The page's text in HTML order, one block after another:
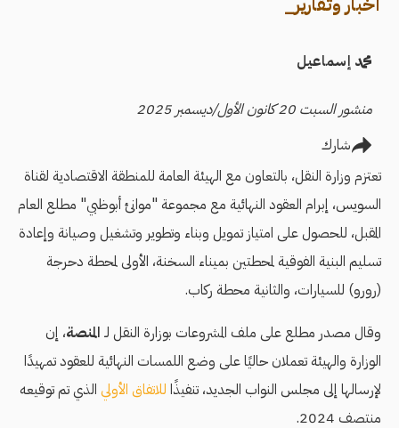
محمد إسماعيل
منشور السبت 20 كانون الأول/ديسمبر 2025
شارك
تعتزم وزارة النقل، بالتعاون مع الهيئة العامة للمنطقة الاقتصادية لقناة
السويس، إبرام العقود النهائية مع مجموعة "موانئ أبوظبي" مطلع العام
المقبل، للحصول على امتياز تمويل وبناء وتطوير وتشغيل وصيانة وإعادة
تسليم البنية الفوقية لمحطتين بميناء السخنة، الأولى لمحطة دحرجة
(رورو) للسيارات، والثانية محطة ركاب.
وقال مصدر مطلع على ملف المشروعات بوزارة النقل لـ المنصة، إن
الوزارة والهيئة تعملان حاليًا على وضع اللمسات النهائية للعقود تمهيدًا
لإرسالها إلى مجلس النواب الجديد، تنفيذًا للاتفاق الأولي الذي تم توقيعه
منتصف 2024.